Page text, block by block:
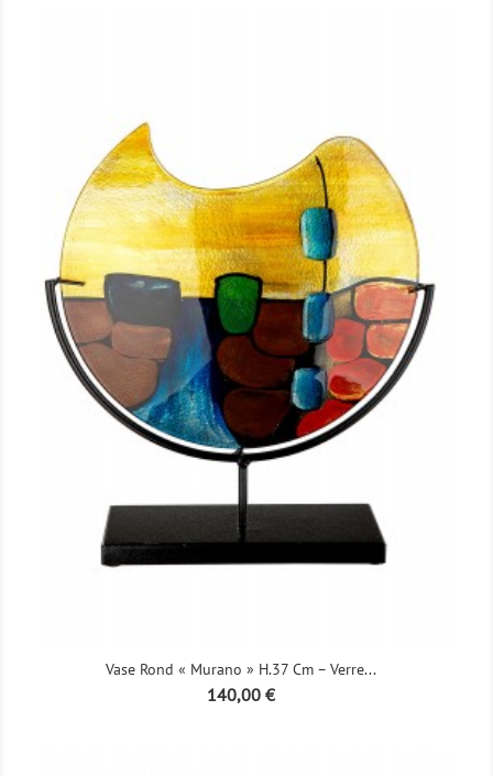
Vase Rond « Murano » H.37 Cm – Verre...
Prix
140,00 €